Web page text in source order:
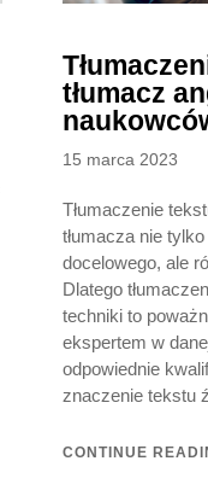
tłumacz
Posted
15 marca 2023
Tłumaczenie
tłumacza nie
docelowego, ale
Dlatego
techniki to
ekspertem w
odpowiednie
znaczenie tekstu
CONTINUE